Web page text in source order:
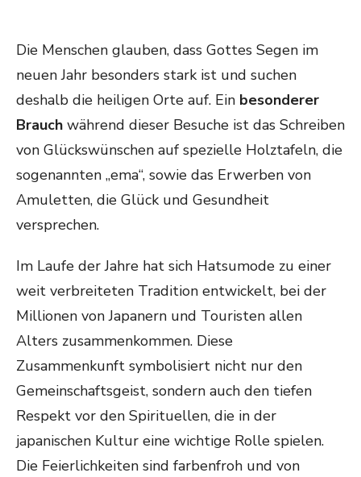
Die Menschen glauben, dass Gottes Segen im
neuen Jahr besonders stark ist und suchen
deshalb die heiligen Orte auf. Ein besonderer
Brauch während dieser Besuche ist das Schreiben
von Glückswünschen auf spezielle Holztafeln, die
sogenannten „ema“, sowie das Erwerben von
Amuletten, die Glück und Gesundheit
versprechen.
Im Laufe der Jahre hat sich Hatsumode zu einer
weit verbreiteten Tradition entwickelt, bei der
Millionen von Japanern und Touristen allen
Alters zusammenkommen. Diese
Zusammenkunft symbolisiert nicht nur den
Gemeinschaftsgeist, sondern auch den tiefen
Respekt vor den Spirituellen, die in der
japanischen Kultur eine wichtige Rolle spielen.
Die Feierlichkeiten sind farbenfroh und von